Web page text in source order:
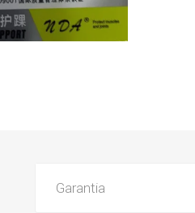
Garantia